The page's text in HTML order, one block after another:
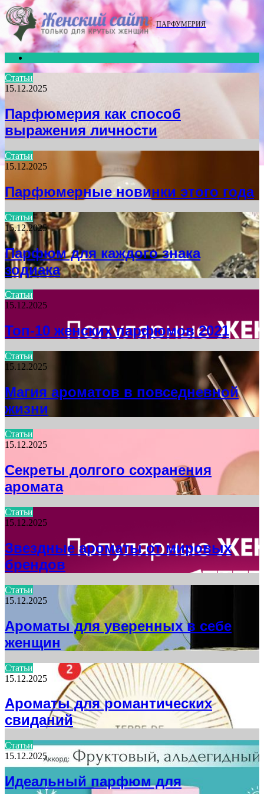
Menu
ПАРФУМЕРИЯ
for
Статьи
15.12.2025
Парфюмерия как способ
выражения личности
Статьи
15.12.2025
Парфюмерные новинки этого года
Статьи
15.12.2025
Парфюм для каждого знака
зодиака
Статьи
15.12.2025
Топ-10 женских парфюмов 2021
Статьи
15.12.2025
Магия ароматов в повседневной
жизни
Статьи
15.12.2025
Секреты долгого сохранения
аромата
Статьи
15.12.2025
Звездные ароматы от мировых
брендов
Статьи
15.12.2025
Ароматы для уверенных в себе
женщин
Статьи
15.12.2025
Ароматы для романтических
свиданий
Статьи
15.12.2025
Идеальный парфюм для